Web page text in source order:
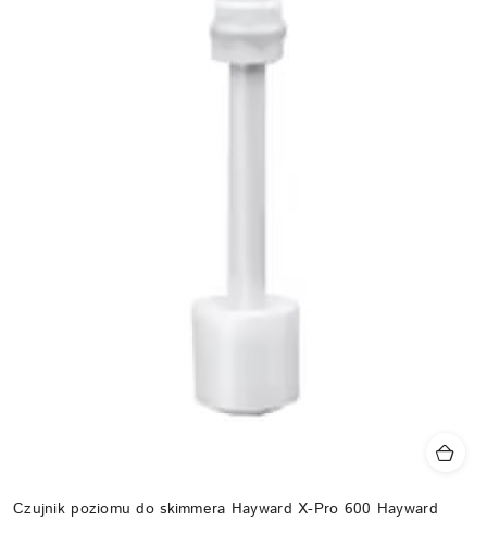
Czujnik poziomu do skimmera Hayward X-Pro 600 Hayward